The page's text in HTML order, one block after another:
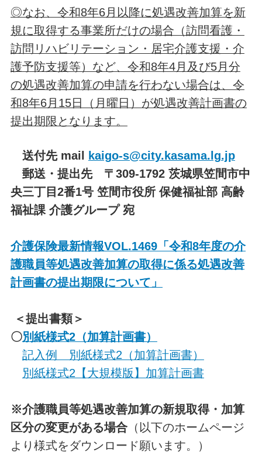
◎なお、令和8年6月以降に処遇改善加算を新
規に取得する事業所だけの場合（訪問看護・
訪問リハビリテーション・居宅介護支援・介
護予防支援等）など、令和8年4月及び5月分
の処遇改善加算の申請を行わない場合は、令
和8年6月15日（月曜日）が処遇改善計画書の
提出期限となります。
送付先 mail
kaigo-s@city.kasama.lg.jp
郵送・提出先 〒309-1792 茨城県笠間市中
央三丁目2番1号 笠間市役所 保健福祉部 高齢
福祉課 介護グループ 宛
介護保険最新情報VOL.1469「令和8年度の介
護職員等処遇改善加算の取得に係る処遇改善
計画書の提出期限について」
＜提出書類＞
〇別紙様式2（加算計画書）
記入例 別紙様式2（加算計画書）
別紙様式2【大規模版】加算計画書
※介護職員等処遇改善加算の新規取得・加算
区分の変更がある場合（以下のホームページ
より様式をダウンロード願います。）